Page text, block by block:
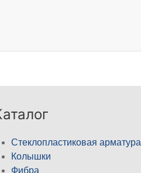
Стеклопластиковая арматура
Колышки
Фибра